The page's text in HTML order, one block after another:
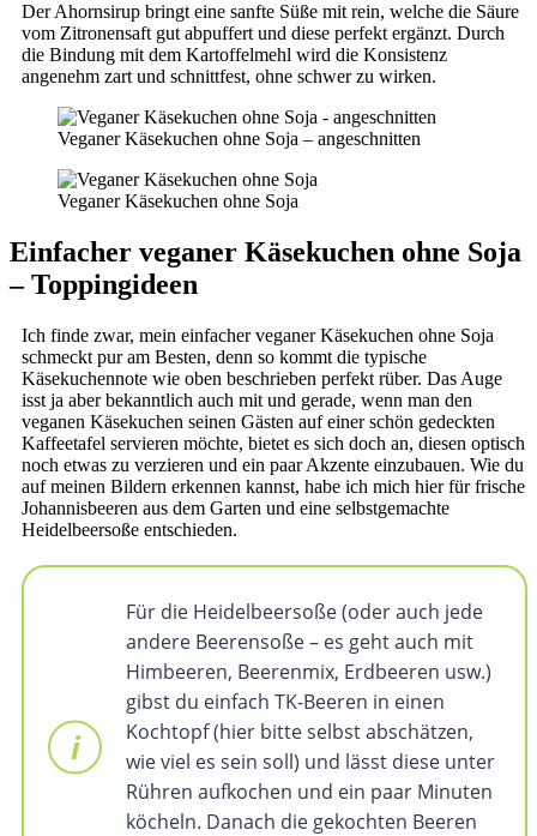
Der Ahornsirup bringt eine sanfte Süße mit rein, welche die Säure
vom Zitronensaft gut abpuffert und diese perfekt ergänzt. Durch
die Bindung mit dem Kartoffelmehl wird die Konsistenz
angenehm zart und schnittfest, ohne schwer zu wirken.
Veganer Käsekuchen ohne Soja – angeschnitten
Veganer Käsekuchen ohne Soja
Einfacher veganer Käsekuchen ohne Soja
– Toppingideen
Ich finde zwar, mein einfacher veganer Käsekuchen ohne Soja
schmeckt pur am Besten, denn so kommt die typische
Käsekuchennote wie oben beschrieben perfekt rüber. Das Auge
isst ja aber bekanntlich auch mit und gerade, wenn man den
veganen Käsekuchen seinen Gästen auf einer schön gedeckten
Kaffeetafel servieren möchte, bietet es sich doch an, diesen optisch
noch etwas zu verzieren und ein paar Akzente einzubauen. Wie du
auf meinen Bildern erkennen kannst, habe ich mich hier für frische
Johannisbeeren aus dem Garten und eine selbstgemachte
Heidelbeersoße entschieden.
Für die Heidelbeersoße (oder auch jede
andere Beerensoße – es geht auch mit
Himbeeren, Beerenmix, Erdbeeren usw.)
gibst du einfach TK-Beeren in einen
Kochtopf (hier bitte selbst abschätzen,
wie viel es sein soll) und lässt diese unter
Rühren aufkochen und ein paar Minuten
köcheln. Danach die gekochten Beeren